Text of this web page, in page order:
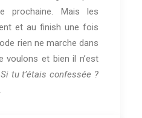
prochaine. Mais les
et au finish une fois
rien ne marche dans
voulons et bien il n’est
Si tu t’étais confessée ?